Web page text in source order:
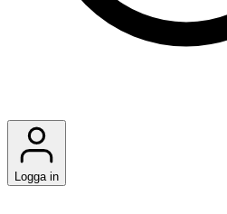
Logga in